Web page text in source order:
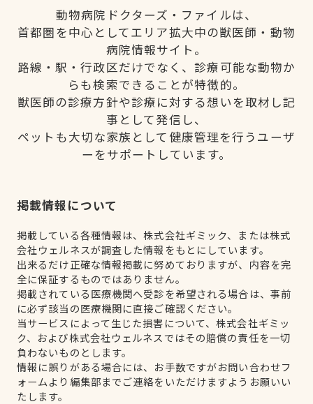
動物病院ドクターズ・ファイルは、
首都圏を中心としてエリア拡大中の獣医師・動物
病院情報サイト。
路線・駅・行政区だけでなく、診療可能な動物か
らも検索できることが特徴的。
獣医師の診療方針や診療に対する想いを取材し記
事として発信し、
ペットも大切な家族として健康管理を行うユーザ
ーをサポートしています。
掲載情報について
掲載している各種情報は、株式会社ギミック、または株式
会社ウェルネスが調査した情報をもとにしています。
出来るだけ正確な情報掲載に努めておりますが、内容を完
全に保証するものではありません。
掲載されている医療機関へ受診を希望される場合は、事前
に必ず該当の医療機関に直接ご確認ください。
当サービスによって生じた損害について、株式会社ギミッ
ク、および株式会社ウェルネスではその賠償の責任を一切
負わないものとします。
情報に誤りがある場合には、お手数ですがお問い合わせフ
ォームより編集部までご連絡をいただけますようお願いい
たします。